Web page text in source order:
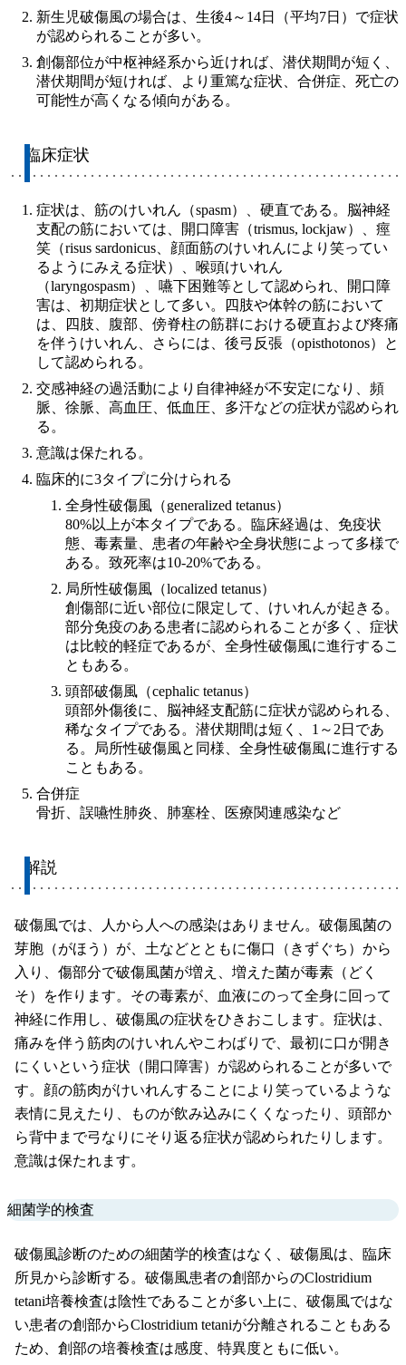
新生児破傷風の場合は、生後4～14日（平均7日）で症状
が認められることが多い。
創傷部位が中枢神経系から近ければ、潜伏期間が短く、
潜伏期間が短ければ、より重篤な症状、合併症、死亡の
可能性が高くなる傾向がある。
臨床症状
症状は、筋のけいれん（spasm）、硬直である。脳神経
支配の筋においては、開口障害（trismus, lockjaw）、痙
笑（risus sardonicus、顔面筋のけいれんにより笑ってい
るようにみえる症状）、喉頭けいれん
（laryngospasm）、嚥下困難等として認められ、開口障
害は、初期症状として多い。四肢や体幹の筋において
は、四肢、腹部、傍脊柱の筋群における硬直および疼痛
を伴うけいれん、さらには、後弓反張（opisthotonos）と
して認められる。
交感神経の過活動により自律神経が不安定になり、頻
脈、徐脈、高血圧、低血圧、多汗などの症状が認められ
る。
意識は保たれる。
臨床的に3タイプに分けられる
全身性破傷風（generalized tetanus）
80%以上が本タイプである。臨床経過は、免疫状
態、毒素量、患者の年齢や全身状態によって多様で
ある。致死率は10-20%である。
局所性破傷風（localized tetanus）
創傷部に近い部位に限定して、けいれんが起きる。
部分免疫のある患者に認められることが多く、症状
は比較的軽症であるが、全身性破傷風に進行するこ
ともある。
頭部破傷風（cephalic tetanus）
頭部外傷後に、脳神経支配筋に症状が認められる、
稀なタイプである。潜伏期間は短く、1～2日であ
る。局所性破傷風と同様、全身性破傷風に進行する
こともある。
合併症
骨折、誤嚥性肺炎、肺塞栓、医療関連感染など
解説
破傷風では、人から人への感染はありません。破傷風菌の
芽胞（がほう）が、土などとともに傷口（きずぐち）から
入り、傷部分で破傷風菌が増え、増えた菌が毒素（どく
そ）を作ります。その毒素が、血液にのって全身に回って
神経に作用し、破傷風の症状をひきおこします。症状は、
痛みを伴う筋肉のけいれんやこわばりで、最初に口が開き
にくいという症状（開口障害）が認められることが多いで
す。顔の筋肉がけいれんすることにより笑っているような
表情に見えたり、ものが飲み込みにくくなったり、頭部か
ら背中まで弓なりにそり返る症状が認められたりします。
意識は保たれます。
細菌学的検査
破傷風診断のための細菌学的検査はなく、破傷風は、臨床
所見から診断する。破傷風患者の創部からのClostridium
tetani培養検査は陰性であることが多い上に、破傷風ではな
い患者の創部からClostridium tetaniが分離されることもある
ため、創部の培養検査は感度、特異度ともに低い。